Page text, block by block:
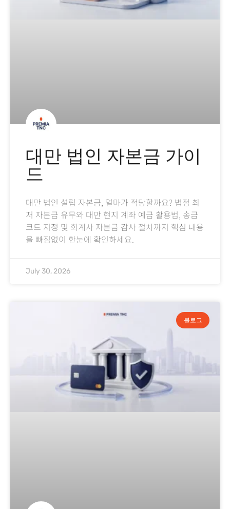
대만 법인 자본금 가이
드
대만 법인 설립 자본금, 얼마가 적당할까요? 법정 최
저 자본금 유무와 대만 현지 계좌 예금 활용법, 송금
코드 지정 및 회계사 자본금 감사 절차까지 핵심 내용
을 빠짐없이 한눈에 확인하세요.
July 30, 2026
블로그